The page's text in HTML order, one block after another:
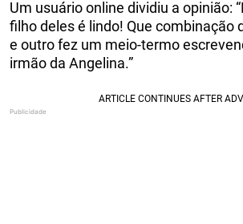
Um usuário online dividiu a opinião:
filho deles é lindo! Que combinação
e outro fez um meio-termo
irmão da Angelina.”